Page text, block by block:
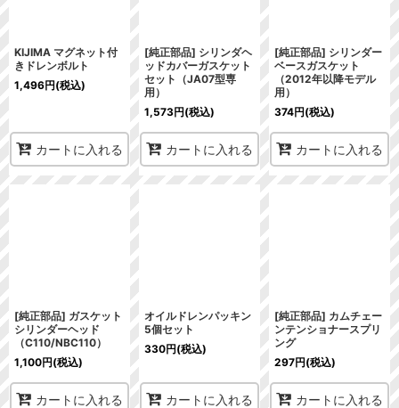
KIJIMA マグネット付
きドレンボルト
1,496円(税込)
カートに入れる
[純正部品] シリンダヘ
ッドカバーガスケット
セット（JA07型専
用）
1,573円(税込)
カートに入れる
[純正部品] シリンダー
ベースガスケット
（2012年以降モデル
用）
374円(税込)
カートに入れる
[純正部品] ガスケット
シリンダーヘッド
（C110/NBC110）
1,100円(税込)
カートに入れる
オイルドレンパッキン
5個セット
330円(税込)
カートに入れる
[純正部品] カムチェー
ンテンショナースプリ
ング
297円(税込)
カートに入れる